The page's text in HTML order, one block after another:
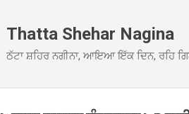
Thatta Shehar Nagina
ਠੱਟਾ ਸ਼ਹਿਰ ਨਗੀਨਾ, ਆਇਆ ਇੱਕ ਦਿਨ, ਰਹਿ